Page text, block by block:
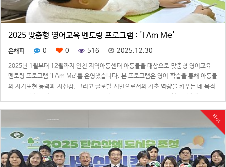
2025 맞춤형 영어교육 멘토링 프로그램 : 'I Am Me'
온해피 0 0 516 2025.12.30
2025년 1월부터 12월까지 인천 지역아동센터 아동들을 대상으로 맞춤형 영어교육
멘토링 프로그램 ‘I Am Me’를 운영했습니다. 본 프로그램은 영어 학습을 통해 아동들
의 자기표현 능력과 자신감, 그리고 글로벌 시민으로서의 기초 역량을 키우는 데 목적
Hot